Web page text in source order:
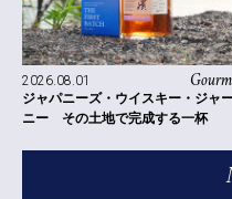
2026.08.01
ジャパニーズ・ウイスキー・ジャ
ニー その土地で完成する一杯